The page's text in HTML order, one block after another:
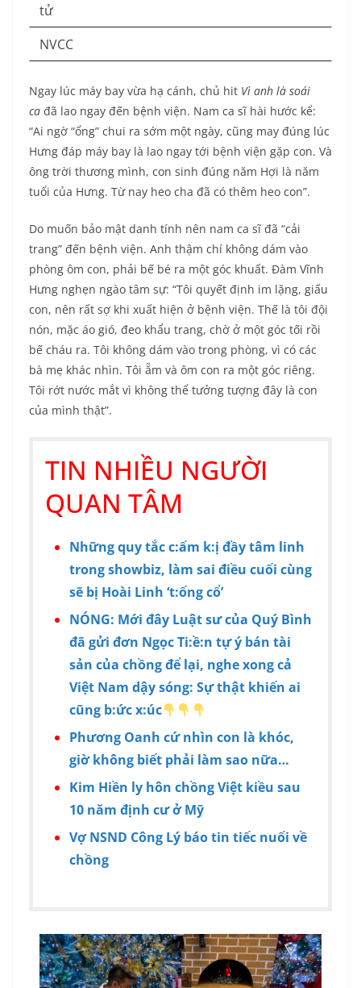
tử
NVCC
Ngay lúc máy bay vừa hạ cánh, chủ hit Vì anh là soái
ca đã lao ngay đến bệnh viện. Nam ca sĩ hài hước kể:
“Ai ngờ “ổng” chui ra sớm một ngày, cũng may đúng lúc
Hưng đáp máy bay là lao ngay tới bệnh viện gặp con. Và
ông trời thương mình, con sinh đúng năm Hợi là năm
tuổi của Hưng. Từ nay heo cha đã có thêm heo con”.
Do muốn bảo mật danh tính nên nam ca sĩ đã “cải
trang” đến bệnh viện. Anh thậm chí không dám vào
phòng ôm con, phải bế bé ra một góc khuất. Đàm Vĩnh
Hưng nghẹn ngào tâm sự: “Tôi quyết định im lặng, giấu
con, nên rất sợ khi xuất hiện ở bệnh viện. Thế là tôi đội
nón, mặc áo gió, đeo khẩu trang, chờ ở một góc tối rồi
bế cháu ra. Tôi không dám vào trong phòng, vì có các
bà mẹ khác nhìn. Tôi ẵm và ôm con ra một góc riêng.
Tôi rớt nước mắt vì không thể tưởng tượng đây là con
của mình thật”.
TIN NHIỀU NGƯỜI
QUAN TÂM
Những quy tắc c:ấm k:ị đầy tâm linh
trong showbiz, làm sai điều cuối cùng
sẽ bị Hoài Linh ‘t:ống cổ’
NÓNG: Mới đây Luật sư của Quý Bình
đã gửi đơn Ngọc Ti:ề:n tự ý bán tài
sản của chồng để lại, nghe xong cả
Việt Nam dậy sóng: Sự thật khiến ai
cũng b:ức x:úc
Phương Oanh cứ nhìn con là khóc,
giờ không biết phải làm sao nữa…
Kim Hiền ly hôn chồng Việt kiều sau
10 năm định cư ở Mỹ
Vợ NSND Công Lý báo tin tiếc nuối về
chồng